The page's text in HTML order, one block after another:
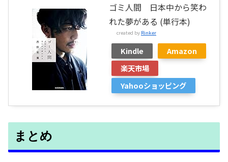
ゴミ人間 日本中から笑わ
れた夢がある (単行本)
created by Rinker
Kindle
Amazon
楽天市場
Yahooショッピング
まとめ